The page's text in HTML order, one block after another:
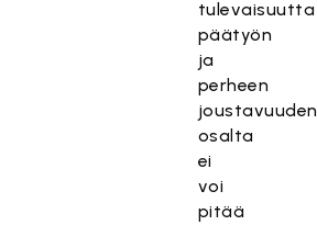
tulevaisuutta
päätyön
ja
perheen
joustavuuden
osalta
ei
voi
pitää